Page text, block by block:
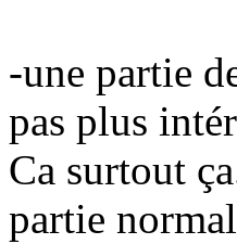
-une partie
pas plus
Ca surtout
partie